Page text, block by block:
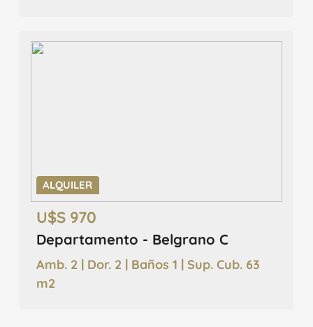
ALQUILER
U$S 970
Departamento - Belgrano C
Amb. 2 | Dor. 2 | Baños 1 | Sup. Cub. 63
m2